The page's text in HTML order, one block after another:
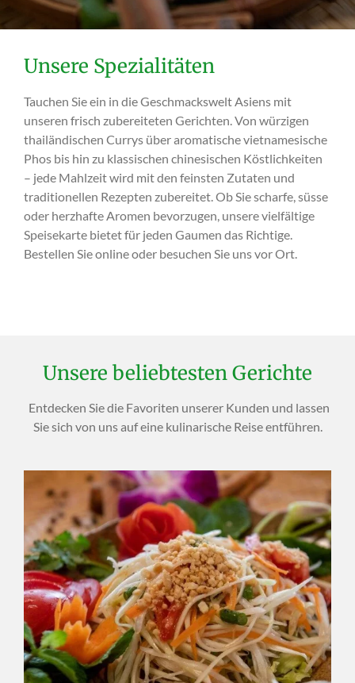
Unsere Spezialitäten
Tauchen Sie ein in die Geschmackswelt Asiens mit
unseren frisch zubereiteten Gerichten. Von würzigen
thailändischen Currys über aromatische vietnamesische
Phos bis hin zu klassischen chinesischen Köstlichkeiten
– jede Mahlzeit wird mit den feinsten Zutaten und
traditionellen Rezepten zubereitet. Ob Sie scharfe, süsse
oder herzhafte Aromen bevorzugen, unsere vielfältige
Speisekarte bietet für jeden Gaumen das Richtige.
Bestellen Sie online oder besuchen Sie uns vor Ort.
Unsere beliebtesten Gerichte
Entdecken Sie die Favoriten unserer Kunden und lassen
Sie sich von uns auf eine kulinarische Reise entführen.